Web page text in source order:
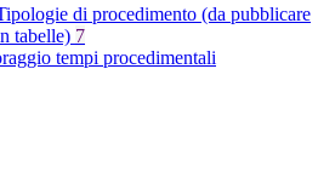
di procedimento (da pubblicare
tabelle) 7
tempi procedimentali